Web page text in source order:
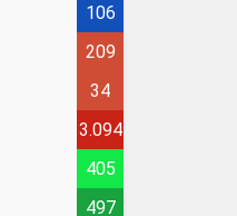
106
209
34
3.094
405
497